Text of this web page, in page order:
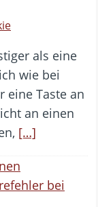
als eine
wie bei
eine Taste an
an einen
[…]